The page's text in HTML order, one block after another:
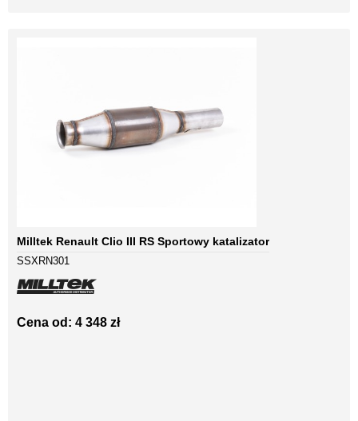
Milltek Renault Clio III RS Sportowy katalizator
SSXRN301
Cena od: 4 348 zł